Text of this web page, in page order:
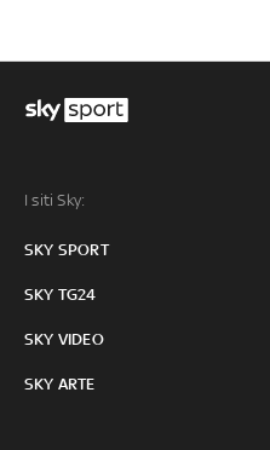
I siti Sky:
SKY SPORT
SKY TG24
SKY VIDEO
SKY ARTE